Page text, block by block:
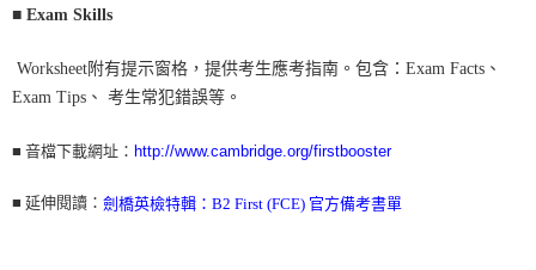
■ Exam Skills
Worksheet附有提示窗格，提供考生應考指南。包含：Exam Facts、
Exam Tips、 考生常犯錯誤等。
■ 音檔下載網址： http://www.cambridge.org/firstbooster
■ 延伸閱讀： 劍橋英檢特輯：B2 First (FCE) 官方備考書單